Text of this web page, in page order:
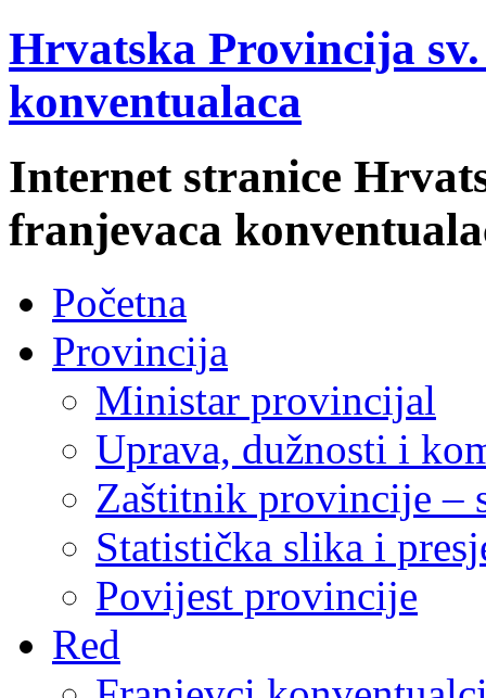
Hrvatska Provincija
konventualaca
Internet stranice
franjevaca
Početna
Provincija
Ministar provincijal
Uprava, dužnosti i
Zaštitnik provincije –
Statistička slika i
Povijest provincije
Red